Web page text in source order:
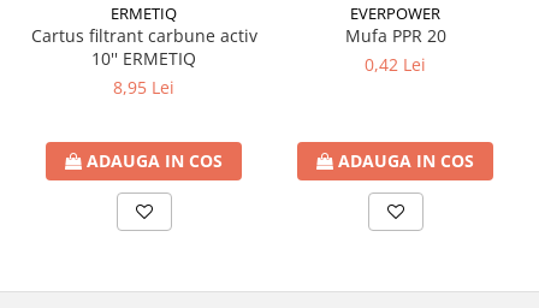
Aer conditionat
Dezumidificatoare
Aparate de Aer conditionat 9000
Aparate de Aer conditionat 12000
btu
Aparate de Aer conditionat 18000
ERMETIQ
Cartus filtrant carbune activ
10'' ERMETIQ
8,95 Lei
ADAUGA IN COS
EVERPOWER
Mufa PPR 20
0,42 Lei
ADAUGA IN COS